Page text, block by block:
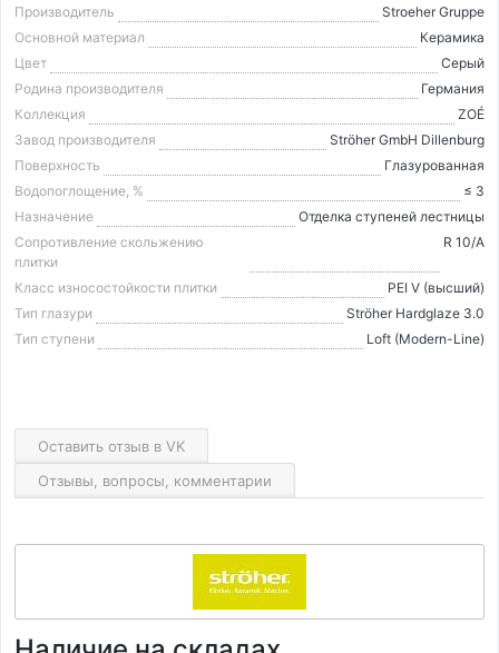
Производитель
Stroeher Gruppe
Основной материал
Керамика
Цвет
Серый
Родина производителя
Германия
Коллекция
ZOÉ
Завод производителя
Ströher GmbH Dillenburg
Поверхность
Глазурованная
Водопоглощение, %
≤ 3
Назначение
Отделка ступеней лестницы
Сопротивление скольжению
плитки
R 10/A
Класс износостойкости плитки
PEI V (высший)
Тип глазури
Ströher Hardglaze 3.0
Тип ступени
Loft (Modern-Line)
Оставить отзыв в VK
Отзывы, вопросы, комментарии